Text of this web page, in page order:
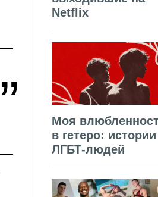
Netflix
Моя
в гетеро: истории
ЛГБТ-людей